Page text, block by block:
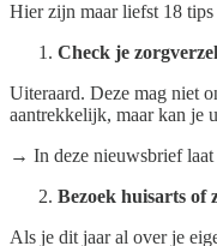
Hier zijn maar liefst 18
Check je
Uiteraard. Deze mag niet
aantrekkelijk, maar kan je
→ In deze nieuwsbrief laat
Bezoek huisarts of
Als je dit jaar al over je